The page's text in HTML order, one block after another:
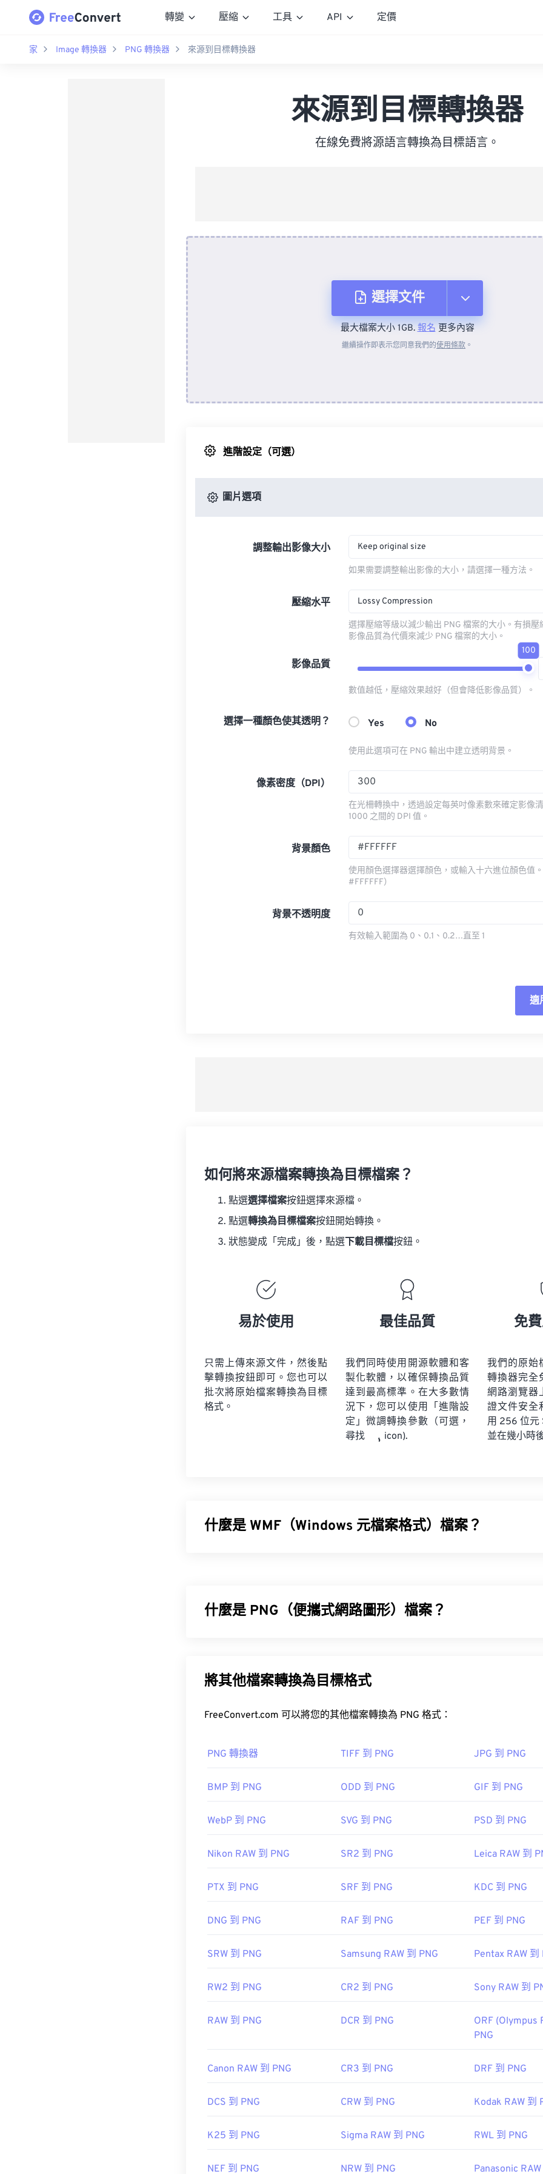
轉變 壓縮 工具 API 定價
家 Image 轉換器 PNG 轉換器 來源到目標轉換器
來源到目標轉換器
在線免費將源語言轉換為目標語言。
選擇文件
來自裝置
最大檔案大小 1GB.報名更多內容
繼續操作即表示您同意我們的使用條款 。
進階設定（可選）
圖片選項
調整輸出影像大小 Keep original size
如果需要調整輸出影像的大小，請選擇一種方法。
壓縮水平 Lossy Compression
選擇壓縮等級以減少輸出 PNG 檔案的大小。有損壓
影像品質為代價來減少 PNG 檔案的大小。
影像品質
100
數值越低，壓縮效果越好（但會降低影像品質）。
選擇一種顏色使其透明？ Yes No
使用此選項可在 PNG 輸出中建立透明背景。
像素密度（DPI）
在光柵轉換中，透過設定每英吋像素數來確定影像
1000 之間的 DPI 值。
背景顏色
使用顏色選擇器選擇顏色，或輸入十六進位顏色值。
#FFFFFF）
背景不透明度
有效輸入範圍為 0、0.1、0.2…直至 1
適
如何將來源檔案轉換為目標檔案？
點選選擇檔案按鈕選擇來源檔。
點選轉換為目標檔案按鈕開始轉換。
狀態變成「完成」後，點選 下載目標檔按鈕。
易於使用
只需上傳來源文件，然後點
擊轉換按鈕即可。您也可以
批次將原始檔案轉換為目標
格式。
最佳品質
我們同時使用開源軟體和客
製化軟體，以確保轉換品質
達到最高標準。在大多數情
況下，您可以使用「進階設
定」微調轉換參數（可選，
尋找
icon).
免
我們的原始
轉換器完全
網路瀏覽器
證文件安全
用 256 位元
並在幾小時
什麼是 WMF（Windows 元檔案格式）檔案？
如何開啟 WMF 檔案？
WMF 檔案的程式包括PhotoFiltre Studio、Ability Photopaint
首次發布：1992
什麼是 PNG（便攜式網路圖形）檔案？
援具有更好透明度的動畫（試試我們的GIF 轉 APNG
檔案類型略大，因此在將其新增至網頁時請務必小心。
開發者：
實用連結：
相關 PNG 工具：
將其他檔案轉換為目標格式
FreeConvert.com 可以將您的其他檔案轉換為 PNG 格式：
PNG 轉換器 TIFF 到 PNG JPG 到 PNG
BMP 到 PNG ODD 到 PNG GIF 到 PNG
WebP 到 PNG SVG 到 PNG PSD 到 PNG
Nikon RAW 到 PNG SR2 到 PNG Leica RAW 到
PTX 到 PNG SRF 到 PNG KDC 到 PNG
DNG 到 PNG RAF 到 PNG PEF 到 PNG
SRW 到 PNG Samsung RAW 到 PNG Pentax RAW 到
RW2 到 PNG CR2 到 PNG Sony RAW 到
RAW 到 PNG DCR 到 PNG
ORF (Olympus
PNG
Canon RAW 到 PNG CR3 到 PNG DRF 到 PNG
DCS 到 PNG CRW 到 PNG Kodak RAW 到
K25 到 PNG Sigma RAW 到 PNG RWL 到 PNG
NEF 到 PNG NRW 到 PNG Panasonic